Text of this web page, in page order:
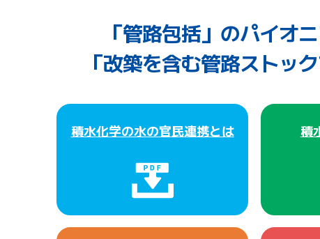
「管路包括」のパイオ
「改築を含む管路ストッ
積水化学の水の官民連携とは 積